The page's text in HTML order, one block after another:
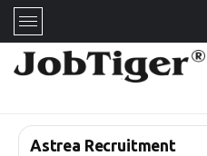
Astrea Recruitment